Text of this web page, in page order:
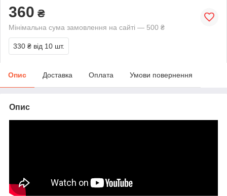
360 ₴
Мінімальна сума замовлення на сайті — 500 ₴
330 ₴ від 10 шт.
Опис Доставка Оплата Умови повернення
Опис